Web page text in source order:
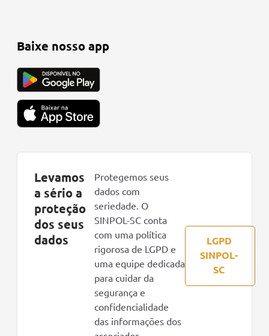
Baixe nosso app
Levamos
a sério a
proteção
dos seus
dados
Protegemos seus
dados com
seriedade. O
SINPOL-SC conta
com uma política
rigorosa de LGPD e
uma equipe dedicada
para cuidar da
segurança e
confidencialidade
das informações dos
LGPD
SINPOL-
SC